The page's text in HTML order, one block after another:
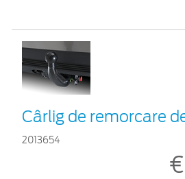
Cârlig de remorcare
2013654